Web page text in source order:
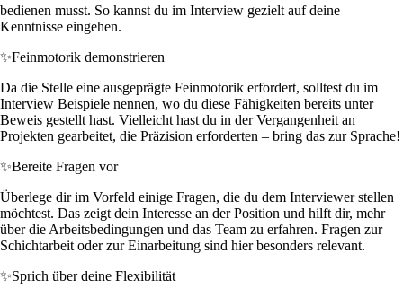
bedienen musst. So kannst du im Interview gezielt auf deine
Kenntnisse eingehen.
✨Feinmotorik demonstrieren
Da die Stelle eine ausgeprägte Feinmotorik erfordert, solltest du im
Interview Beispiele nennen, wo du diese Fähigkeiten bereits unter
Beweis gestellt hast. Vielleicht hast du in der Vergangenheit an
Projekten gearbeitet, die Präzision erforderten – bring das zur Sprache!
✨Bereite Fragen vor
Überlege dir im Vorfeld einige Fragen, die du dem Interviewer stellen
möchtest. Das zeigt dein Interesse an der Position und hilft dir, mehr
über die Arbeitsbedingungen und das Team zu erfahren. Fragen zur
Schichtarbeit oder zur Einarbeitung sind hier besonders relevant.
✨Sprich über deine Flexibilität